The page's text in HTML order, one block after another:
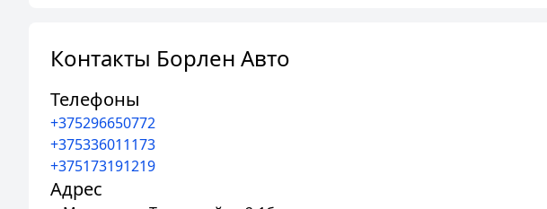
Контакты Борлен Авто
Телефоны
+375296650772
+375336011173
+375173191219
Адрес